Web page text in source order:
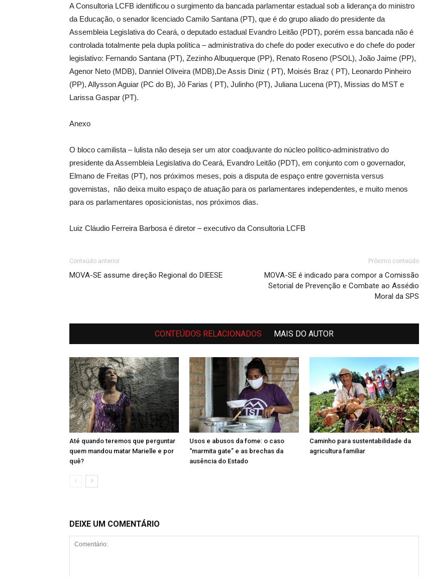
A Consultoria LCFB identificou o surgimento da bancada parlamentar estadual sob a liderança do ministro
da Educação, o senador licenciado Camilo Santana (PT), que é do grupo aliado do presidente da
Assembleia Legislativa do Ceará, o deputado estadual Evandro Leitão (PDT), porém essa bancada não é
controlada totalmente pela dupla política – administrativa do chefe do poder executivo e do chefe do poder
legislativo: Fernando Santana (PT), Zezinho Albuquerque (PP), Renato Roseno (PSOL), João Jaime (PP),
Agenor Neto (MDB), Danniel Oliveira (MDB),De Assis Diniz ( PT), Moisés Braz ( PT), Leonardo Pinheiro
(PP), Allysson Aguiar (PC do B), Jô Farias ( PT), Julinho (PT), Juliana Lucena (PT), Missias do MST e
Larissa Gaspar (PT).
Anexo
O bloco camilista – lulista não deseja ser um ator coadjuvante do núcleo político-administrativo do
presidente da Assembleia Legislativa do Ceará, Evandro Leitão (PDT), em conjunto com o governador,
Elmano de Freitas (PT), nos próximos meses, pois a disputa de espaço entre governista versus
governistas, não deixa muito espaço de atuação para os parlamentares independentes, e muito menos
para os parlamentares oposicionistas, nos próximos dias.
Luiz Cláudio Ferreira Barbosa é diretor – executivo da Consultoria LCFB
Conteúdo anterior
MOVA-SE assume direção Regional do DIEESE
Próximo conteúdo
MOVA-SE é indicado para compor a Comissão
Setorial de Prevenção e Combate ao Assédio
Moral da SPS
CONTEÚDOS RELACIONADOS MAIS DO AUTOR
Até quando teremos que perguntar
quem mandou matar Marielle e por
quê?
Usos e abusos da fome: o caso
“marmita gate” e as brechas da
ausência do Estado
Caminho para sustentabilidade da
agricultura familiar
DEIXE UM COMENTÁRIO